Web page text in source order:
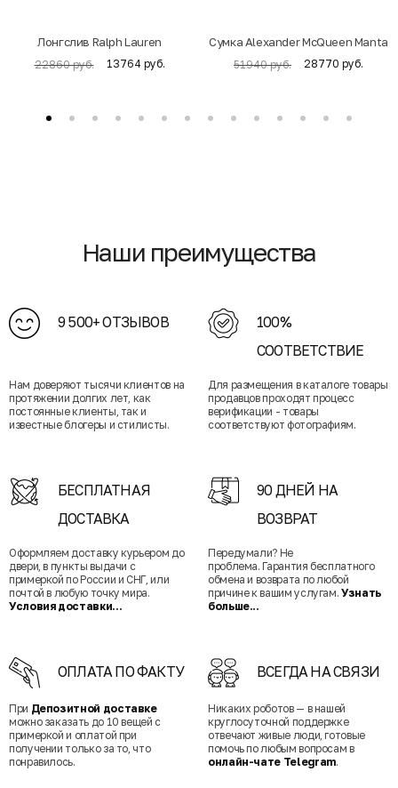
Лонгслив Ralph Lauren
22860 руб. 13764 руб.
Cумка Alexander McQueen Manta
51940 руб. 28770 руб.
Наши преимущества
9 500+ ОТЗЫВОВ
Нам доверяют тысячи клиентов на
протяжении долгих лет, как
постоянные клиенты, так и
известные блогеры и стилисты.
100%
СООТВЕТСТВИЕ
Для размещения в каталоге товары
продавцов проходят процесс
верификации - товары
соответствуют фотографиям.
БЕСПЛАТНАЯ
ДОСТАВКА
Оформляем доставку курьером до
двери, в пункты выдачи с
примеркой по России и СНГ, или
почтой в любую точку мира.
Условия доставки...
90 ДНЕЙ НА
ВОЗВРАТ
Передумали? Не
проблема. Гарантия бесплатного
обмена и возврата по любой
причине к вашим услугам. Узнать
больше...
ОПЛАТА ПО ФАКТУ
При Депозитной доставке
можно заказать до 10 вещей с
примеркой и оплатой при
получении только за то, что
понравилось.
ВСЕГДА НА СВЯЗИ
Никаких роботов — в нашей
круглосуточной поддержке
отвечают живые люди, готовые
помочь по любым вопросам в
онлайн-чате Telegram.